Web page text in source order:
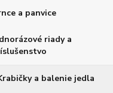
a panvice
riady a
a balenie jedla